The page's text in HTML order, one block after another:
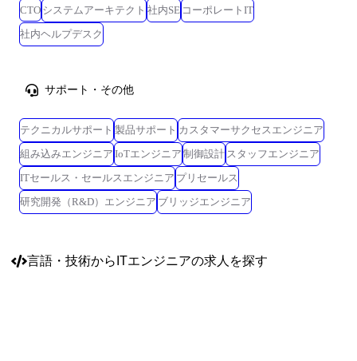
CTO システムアーキテクト 社内SE コーポレートIT
社内ヘルプデスク
サポート・その他
テクニカルサポート 製品サポート カスタマーサクセスエンジニア
組み込みエンジニア IoTエンジニア 制御設計 スタッフエンジニア
ITセールス・セールスエンジニア プリセールス
研究開発（R&D）エンジニア ブリッジエンジニア
言語・技術からITエンジニアの求人を探す